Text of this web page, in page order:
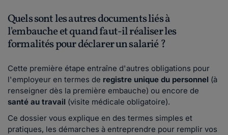
Quels sont les autres documents liés à
l'embauche et quand faut-il réaliser les
formalités pour déclarer un salarié ?
Cette première étape entraîne d'autres obligations pour
l'employeur en termes de registre unique du personnel (à
renseigner dès la première embauche) ou encore de
santé au travail (visite médicale obligatoire).
Ce dossier vous explique en des termes simples et
pratiques, les démarches à entreprendre pour remplir vos